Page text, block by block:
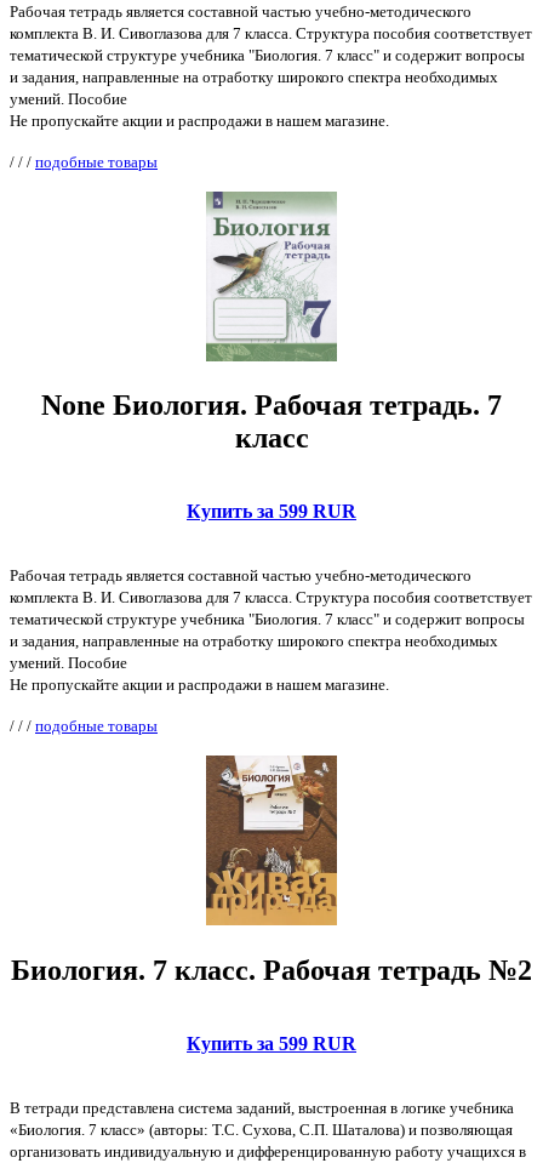
Рабочая тетрадь является составной частью учебно-методического
комплекта В. И. Сивоглазова для 7 класса. Структура пособия соответствует
тематической структуре учебника "Биология. 7 класс" и содержит вопросы
и задания, направленные на отработку широкого спектра необходимых
умений. Пособие
Не пропускайте акции и распродажи в нашем магазине.
/ / / подобные товары
None Биология. Рабочая тетрадь. 7
класс
Купить за 599 RUR
Рабочая тетрадь является составной частью учебно-методического
комплекта В. И. Сивоглазова для 7 класса. Структура пособия соответствует
тематической структуре учебника "Биология. 7 класс" и содержит вопросы
и задания, направленные на отработку широкого спектра необходимых
умений. Пособие
Не пропускайте акции и распродажи в нашем магазине.
/ / / подобные товары
Биология. 7 класс. Рабочая тетрадь №2
Купить за 599 RUR
В тетради представлена система заданий, выстроенная в логике учебника
«Биология. 7 класс» (авторы: Т.С. Сухова, С.П. Шаталова) и позволяющая
организовать индивидуальную и дифференцированную работу учащихся в